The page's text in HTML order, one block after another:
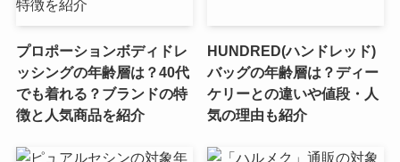
プロポーションボディドレ
ッシングの年齢層は？40代
でも着れる？ブランドの特
徴と人気商品を紹介
HUNDRED(ハンドレッド)
バッグの年齢層は？ディー
ケリーとの違いや値段・人
気の理由も紹介